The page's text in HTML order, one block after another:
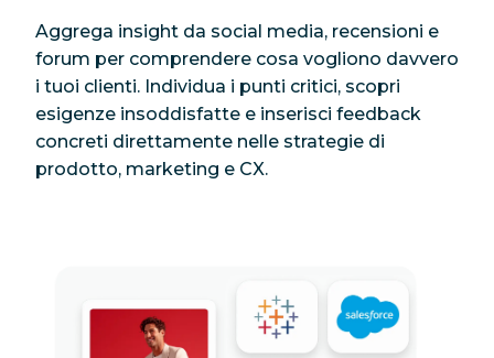
Aggrega insight da social media, recensioni e
forum per comprendere cosa vogliono davvero
i tuoi clienti. Individua i punti critici, scopri
esigenze insoddisfatte e inserisci feedback
concreti direttamente nelle strategie di
prodotto, marketing e CX.